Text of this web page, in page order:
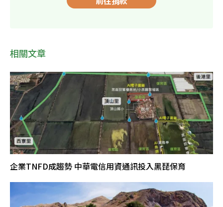
相關文章
企業TNFD成趨勢 中華電信用資通訊投入黑琵保育